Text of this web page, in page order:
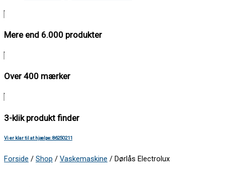
Mere end 6.000 produkter
Over 400 mærker
3-klik produkt finder
Vi er klar til at hjælpe: 86250211
Forside / Shop / Vaskemaskine / Dørlås Electrolux